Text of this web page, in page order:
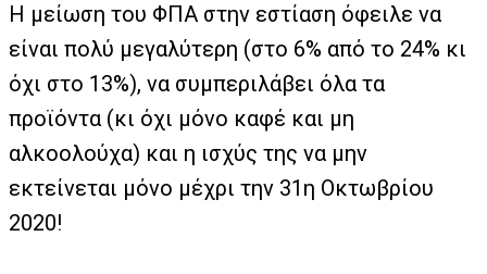
Η μείωση του ΦΠΑ στην εστίαση όφειλε να
είναι πολύ μεγαλύτερη (στο 6% από το 24% κι
όχι στο 13%), να συμπεριλάβει όλα τα
προϊόντα (κι όχι μόνο καφέ και μη
αλκοολούχα) και η ισχύς της να μην
εκτείνεται μόνο μέχρι την 31η Οκτωβρίου
2020!